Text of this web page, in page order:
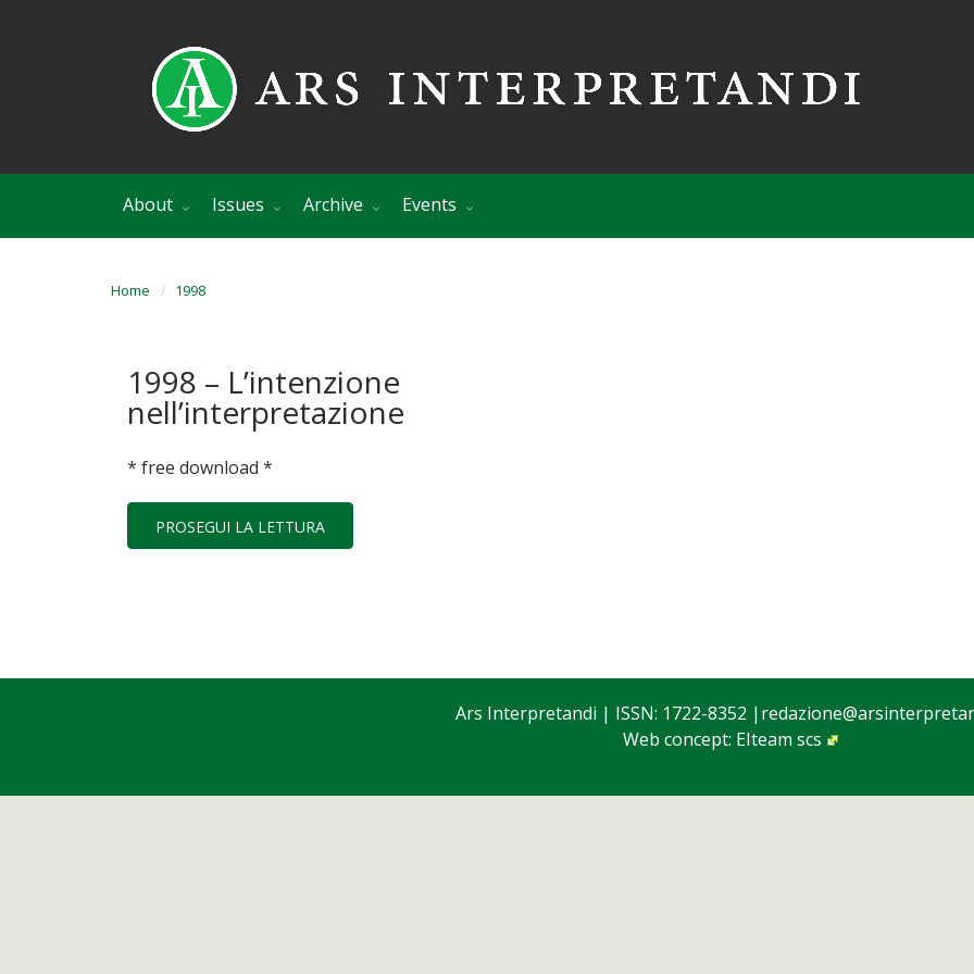
About Issues Archive Events
Home 1998
1998 – L’intenzione
nell’interpretazione
* free download *
PROSEGUI LA LETTURA
Ars Interpretandi | ISSN: 1722-8352 |
Web concept: EIteam scs